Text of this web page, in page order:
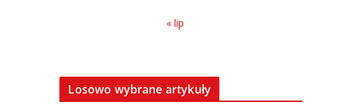
nieczynne
06.08.2026
« lip
Losowo wybrane artykuły